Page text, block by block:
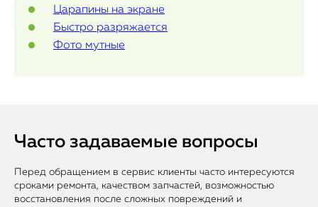
Царапины на экране
Быстро разряжается
Фото мутные
Часто задаваемые вопросы
Перед обращением в сервис клиенты часто интересуются
сроками ремонта, качеством запчастей, возможностью
восстановления после сложных повреждений и